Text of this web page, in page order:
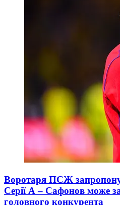
Воротаря ПСЖ
Серії А – Сафонов може
головного конкурента